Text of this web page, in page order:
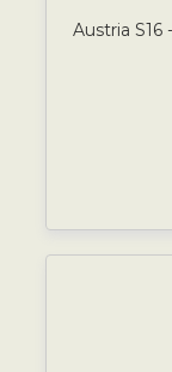
Austria